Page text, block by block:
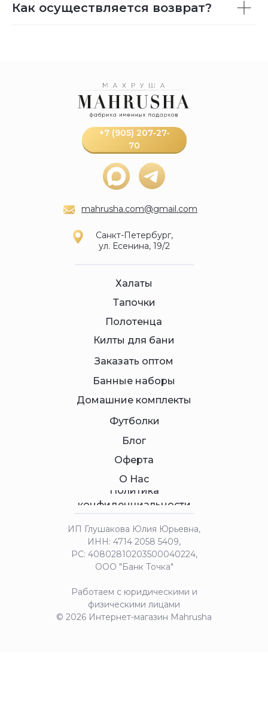
Как осуществляется возврат?
Работаем с юридическими и
физическими лицами
© 2026 Интернет-магазин Mahrusha
ИП Глушакова Юлия Юрьевна,
ИНН: 4714 2058 5409,
РС: 40802810203500040224,
ООО "Банк Точка"
Санкт-Петербург,
ул. Есенина, 19/2
mahrusha.com@gmail.com
+7 (905) 207-27-
70
Домашние комплекты
Банные наборы
Футболки
Заказать оптом
Килты для бани
Полотенца
Тапочки
Халаты
Политика
конфиденциальности
Оферта
О Нас
Блог